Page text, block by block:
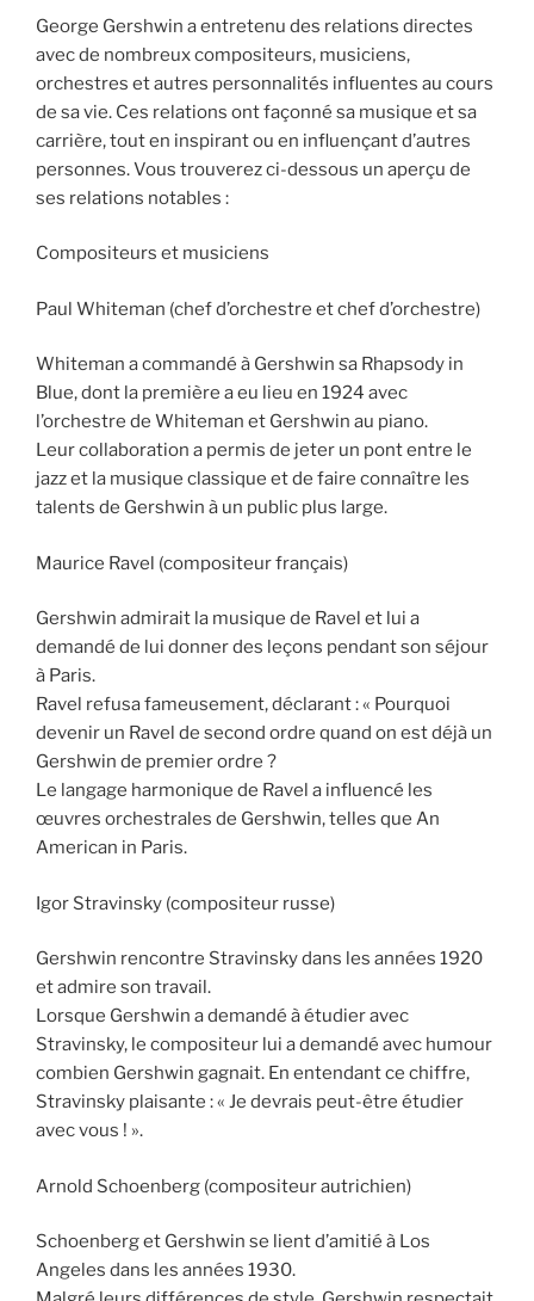
George Gershwin a entretenu des relations directes
avec de nombreux compositeurs, musiciens,
orchestres et autres personnalités influentes au cours
de sa vie. Ces relations ont façonné sa musique et sa
carrière, tout en inspirant ou en influençant d’autres
personnes. Vous trouverez ci-dessous un aperçu de
ses relations notables :
Compositeurs et musiciens
Paul Whiteman (chef d’orchestre et chef d’orchestre)
Whiteman a commandé à Gershwin sa Rhapsody in
Blue, dont la première a eu lieu en 1924 avec
l’orchestre de Whiteman et Gershwin au piano.
Leur collaboration a permis de jeter un pont entre le
jazz et la musique classique et de faire connaître les
talents de Gershwin à un public plus large.
Maurice Ravel (compositeur français)
Gershwin admirait la musique de Ravel et lui a
demandé de lui donner des leçons pendant son séjour
à Paris.
Ravel refusa fameusement, déclarant : « Pourquoi
devenir un Ravel de second ordre quand on est déjà un
Gershwin de premier ordre ?
Le langage harmonique de Ravel a influencé les
œuvres orchestrales de Gershwin, telles que An
American in Paris.
Igor Stravinsky (compositeur russe)
Gershwin rencontre Stravinsky dans les années 1920
et admire son travail.
Lorsque Gershwin a demandé à étudier avec
Stravinsky, le compositeur lui a demandé avec humour
combien Gershwin gagnait. En entendant ce chiffre,
Stravinsky plaisante : « Je devrais peut-être étudier
avec vous ! ».
Arnold Schoenberg (compositeur autrichien)
Schoenberg et Gershwin se lient d’amitié à Los
Angeles dans les années 1930.